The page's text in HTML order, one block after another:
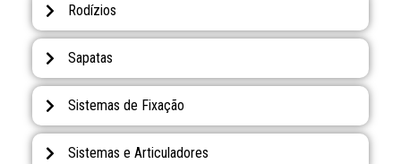
Rodízios
Sapatas
Sistemas de Fixação
Sistemas e Articuladores